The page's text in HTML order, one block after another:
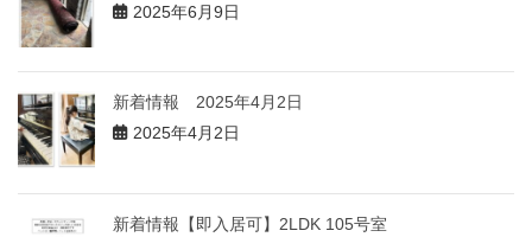
2025年6月9日
新着情報 2025年4月2日
2025年4月2日
新着情報【即入居可】2LDK 105号室